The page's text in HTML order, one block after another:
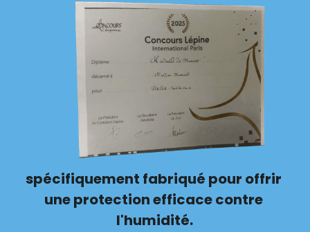
Bouchon silicone
Trocknetsehrschnell
Sac EPTAGON
Rénove cuir
Nouveautés
PROMOTIONS
Choisir mon point relais
spécifiquement fabriqué pour offrir
une protection efficace contre
l'humidité.
Rénove cuir wicopur